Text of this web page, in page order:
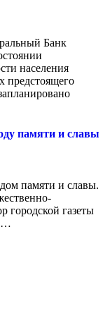
Банк
населения
предстоящего
памяти и славы
памяти и славы.
городской газеты